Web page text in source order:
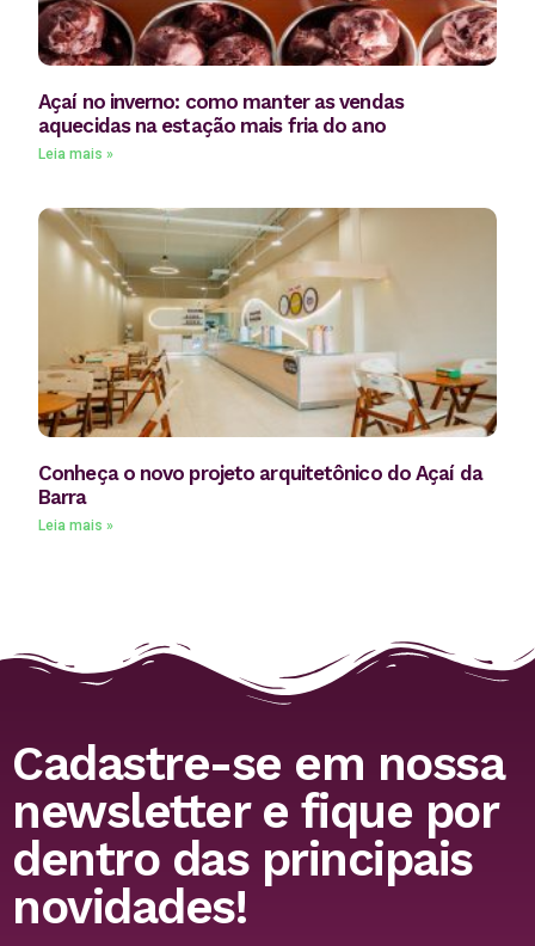
Açaí no inverno: como manter as vendas
aquecidas na estação mais fria do ano
Leia mais »
Conheça o novo projeto arquitetônico do Açaí da
Barra
Leia mais »
Cadastre-se em nossa
newsletter e fique por
dentro das principais
novidades!